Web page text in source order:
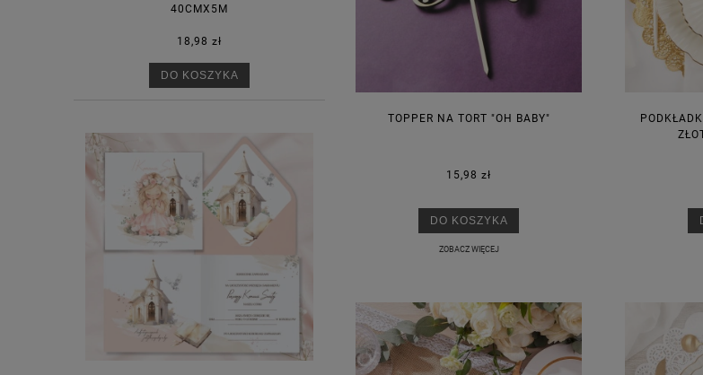
40CMX5M
18,98 zł
DO KOSZYKA
TOPPER NA TORT "OH BABY"
15,98 zł
DO KOSZYKA
ZOBACZ WIĘCEJ